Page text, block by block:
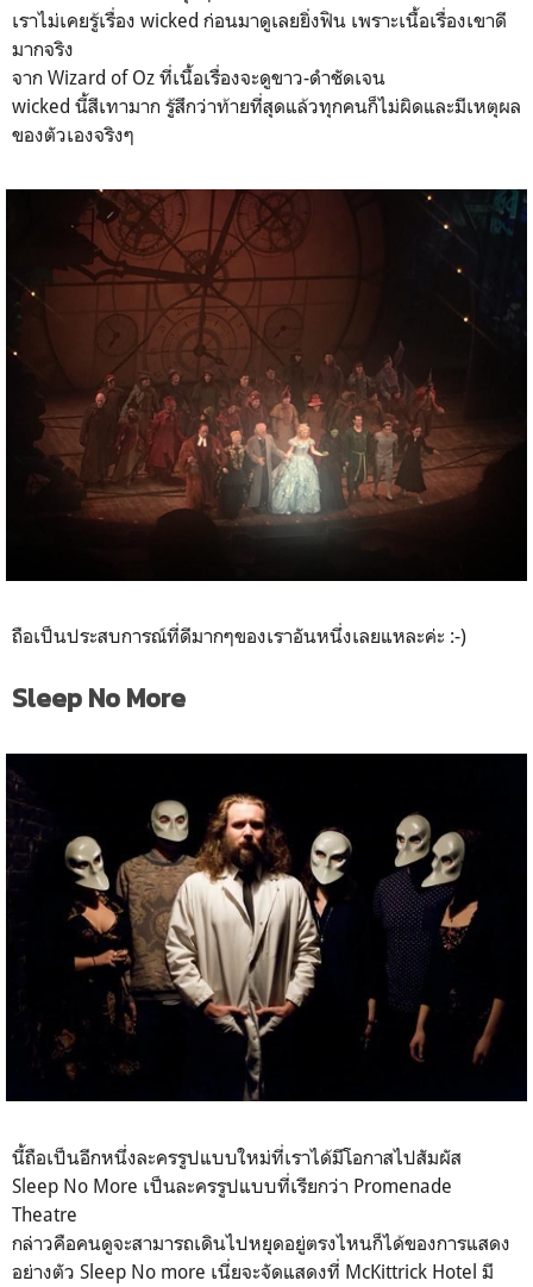
เราไม่เคยรู้เรื่อง wicked ก่อนมาดูเลยยิ่งฟิน เพราะเนื้อเรื่องเขาดี
มากจริง
จาก Wizard of Oz ที่เนื้อเรื่องจะดูขาว-ดำชัดเจน
wicked นี้สีเทามาก รู้สึกว่าท้ายที่สุดแล้วทุกคนก็ไม่ผิดและมีเหตุผล
ของตัวเองจริงๆ
ถือเป็นประสบการณ์ที่ดีมากๆของเราอันหนึ่งเลยแหละค่ะ :-)
Sleep No More
นี้ถือเป็นอีกหนึ่งละครรูปแบบใหม่ที่เราได้มีโอกาสไปสัมผัส
Sleep No More เป็นละครรูปแบบที่เรียกว่า Promenade
Theatre
กล่าวคือคนดูจะสามารถเดินไปหยุดอยู่ตรงไหนก็ได้ของการแสดง
อย่างตัว Sleep No more เนี่ยจะจัดแสดงที่ McKittrick Hotel มี